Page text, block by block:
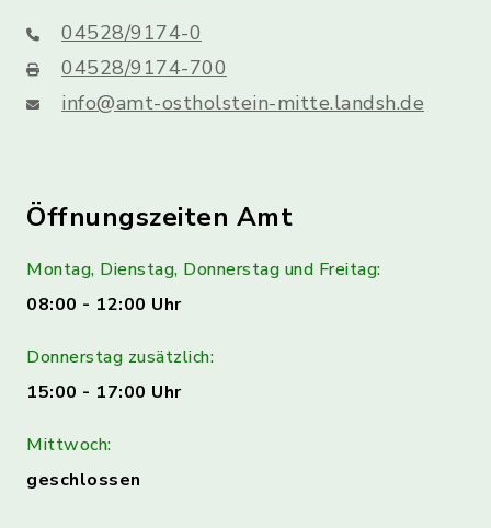
04528/9174-0
04528/9174-700
info@amt-ostholstein-mitte.landsh.de
Öffnungszeiten Amt
Montag, Dienstag, Donnerstag und Freitag:
08:00 - 12:00 Uhr
Donnerstag zusätzlich:
15:00 - 17:00 Uhr
Mittwoch:
geschlossen